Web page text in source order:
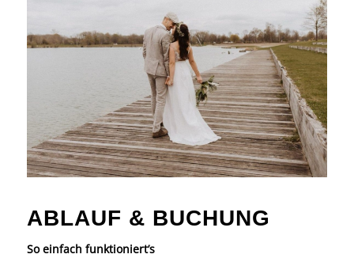
ABLAUF & BUCHUNG
So einfach funktioniert’s